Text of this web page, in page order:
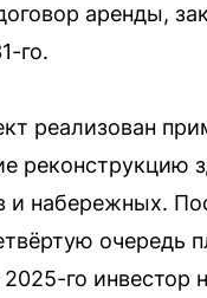
аренды,
го.
реализован
реконструкцию
и набережных.
очередь
го